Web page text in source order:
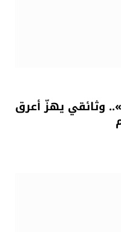
وثائقي يهزّ أعرق